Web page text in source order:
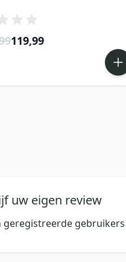
Special Price
119,99
uw eigen review
geregistreerde